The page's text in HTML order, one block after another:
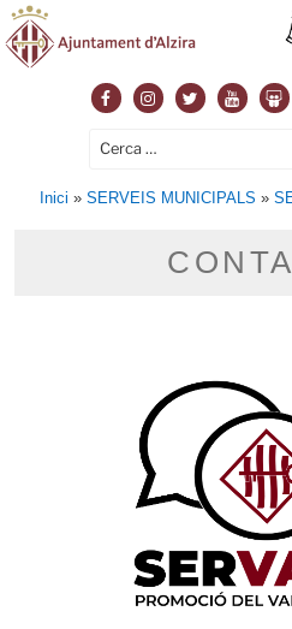
FacebookInstagram
TwitterYoutube
Cerca:
Inici »SERVEIS MUNICIPALS »